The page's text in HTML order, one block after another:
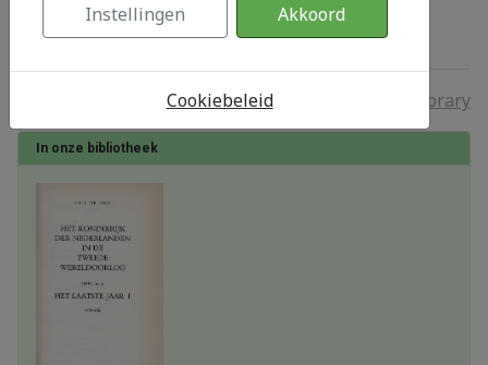
Tags:
Langstraat
Alexandria Book Library
In onze bibliotheek
Instellingen Akkoord
Cookiebeleid